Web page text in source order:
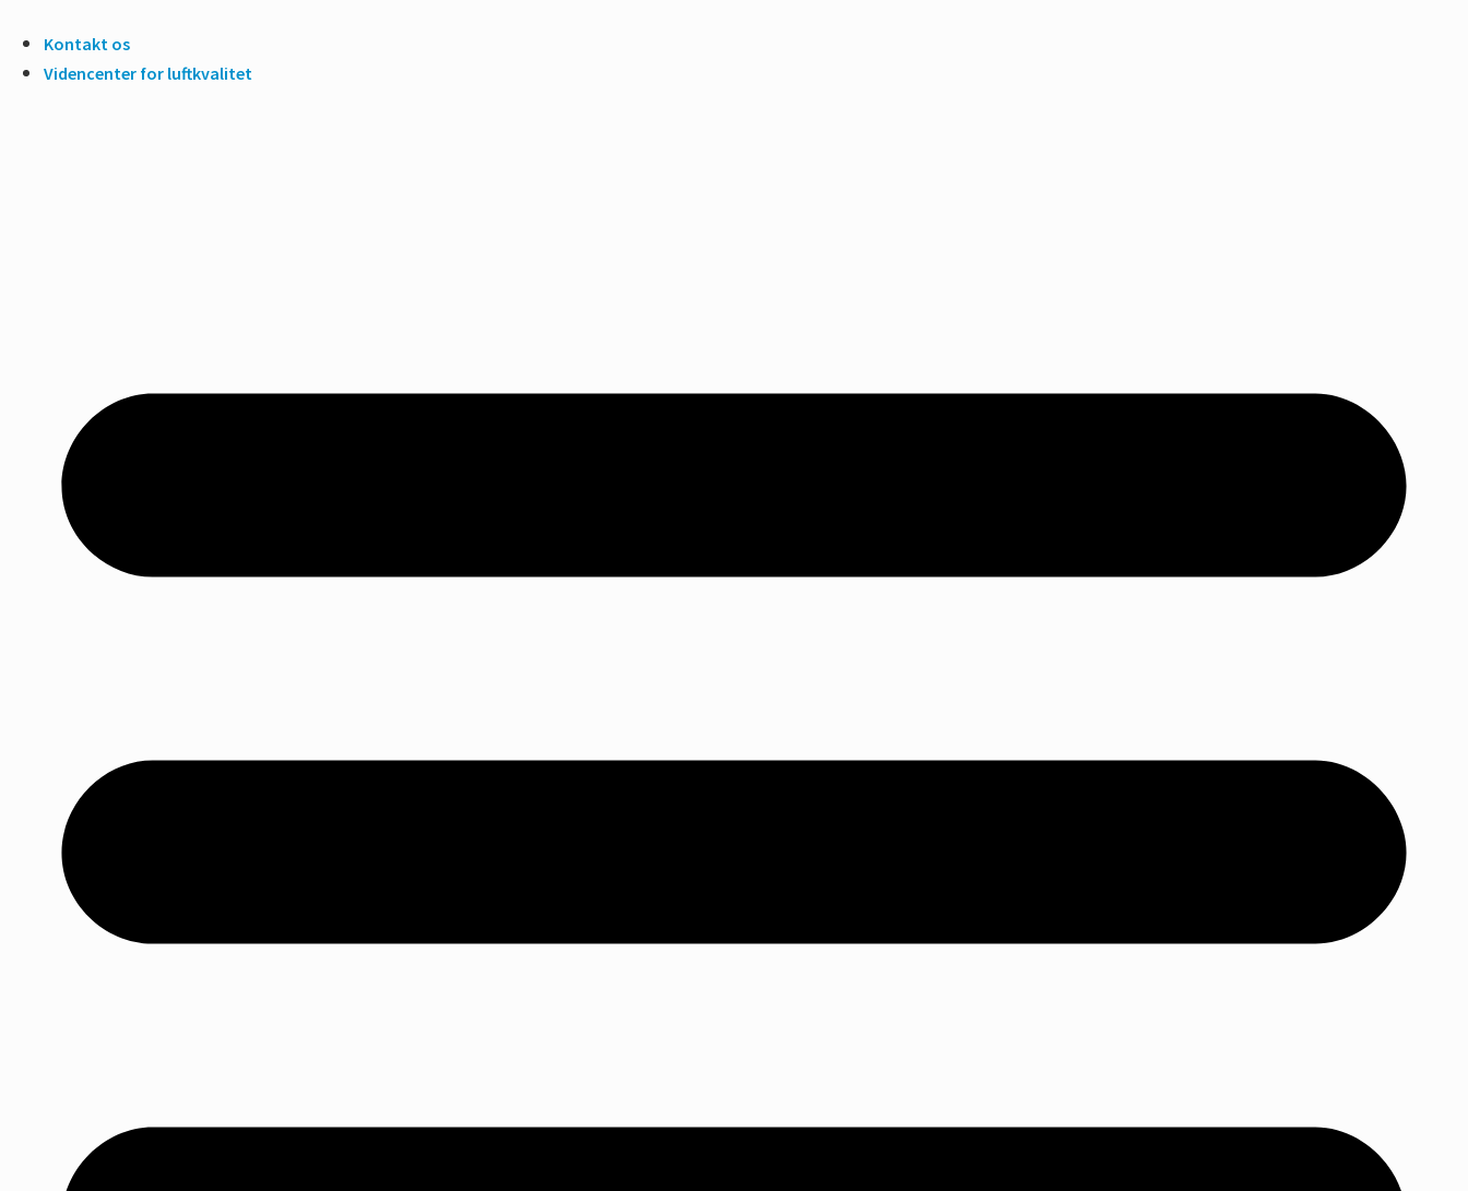
Kontakt os
Videncenter for luftkvalitet